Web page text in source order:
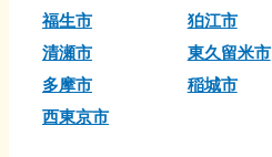
福生市
狛江市
清瀬市
東久留米市
多摩市
稲城市
西東京市